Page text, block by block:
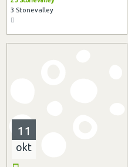
3 Stonevalley
11
okt